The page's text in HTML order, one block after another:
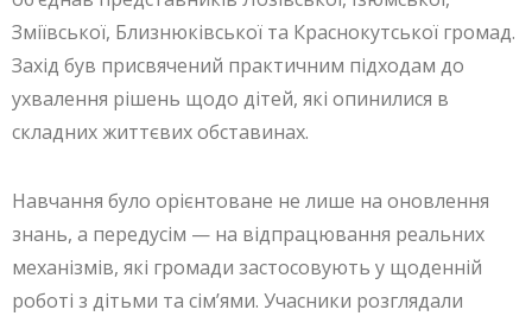
Зміївської, Близнюківської та Краснокутської громад.
Захід був присвячений практичним підходам до
ухвалення рішень щодо дітей, які опинилися в
складних життєвих обставинах.
Навчання було орієнтоване не лише на оновлення
знань, а передусім — на відпрацювання реальних
механізмів, які громади застосовують у щоденній
роботі з дітьми та сім’ями. Учасники розглядали